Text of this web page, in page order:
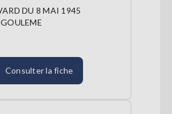
DU 8 MAI 1945
Consulter la fiche